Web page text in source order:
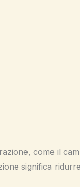
come il
significa